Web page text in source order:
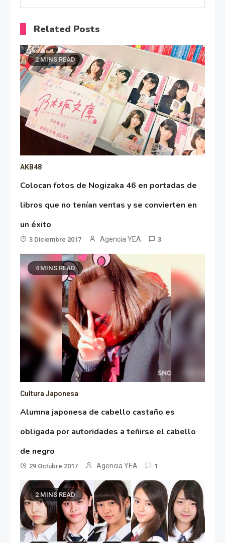
Related Posts
2 MINS READ
AKB48
Colocan fotos de Nogizaka 46 en portadas de
libros que no tenían ventas y se convierten en
un éxito
3 Diciembre 2017 Agencia YEA 3
4 MINS READ
Cultura Japonesa
Alumna japonesa de cabello castaño es
obligada por autoridades a teñirse el cabello
de negro
29 Octubre 2017 Agencia YEA 1
2 MINS READ